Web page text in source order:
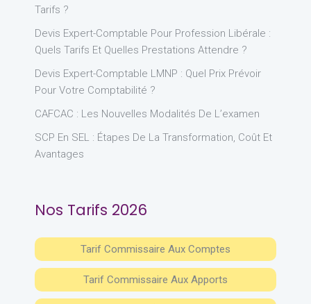
Tarifs ?
Devis Expert-Comptable Pour Profession Libérale :
Quels Tarifs Et Quelles Prestations Attendre ?
Devis Expert-Comptable LMNP : Quel Prix Prévoir
Pour Votre Comptabilité ?
CAFCAC : Les Nouvelles Modalités De L’examen
SCP En SEL : Étapes De La Transformation, Coût Et
Avantages
Nos Tarifs 2026
Tarif Commissaire Aux Comptes
Tarif Commissaire Aux Apports